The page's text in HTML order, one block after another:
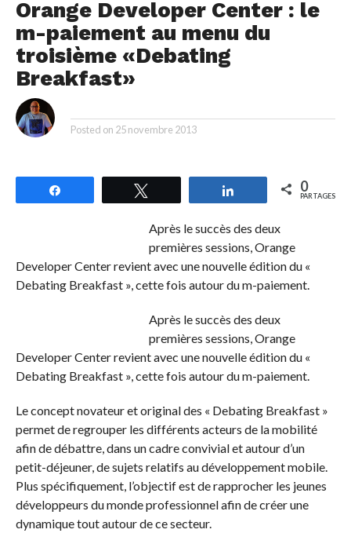
Orange Developer Center : le
m-paiement au menu du
troisième «Debating
Breakfast»
Posted on 25 novembre 2013
Partagez 0
PARTAGES
Après le succès des deux
premières sessions, Orange
Developer Center revient avec une nouvelle édition du «
Debating Breakfast », cette fois autour du m-paiement.
Après le succès des deux
premières sessions, Orange
Developer Center revient avec une nouvelle édition du «
Debating Breakfast », cette fois autour du m-paiement.
Le concept novateur et original des « Debating Breakfast »
permet de regrouper les différents acteurs de la mobilité
afin de débattre, dans un cadre convivial et autour d’un
petit-déjeuner, de sujets relatifs au développement mobile.
Plus spécifiquement, l’objectif est de rapprocher les jeunes
développeurs du monde professionnel afin de créer une
dynamique tout autour de ce secteur.